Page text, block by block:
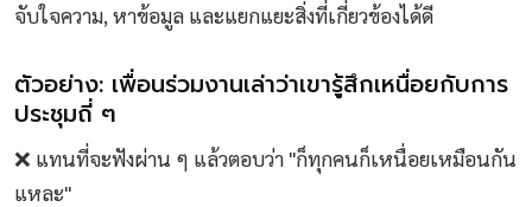
จับใจความ, หาข้อมูล และแยกแยะสิ่งที่เกี่ยวข้องได้ดี
ตัวอย่าง: เพื่อนร่วมงานเล่าว่าเขารู้สึกเหนื่อยกับการ
ประชุมถี่ ๆ
❌ แทนที่จะฟังผ่าน ๆ แล้วตอบว่า "ก็ทุกคนก็เหนื่อยเหมือนกัน
แหละ"